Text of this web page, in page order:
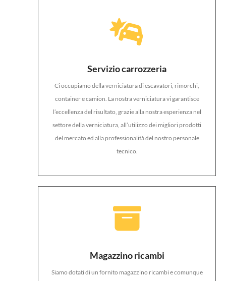
Servizio carrozzeria
Ci occupiamo della verniciatura di escavatori, rimorchi,
container e camion. La nostra verniciatura vi garantisce
l’eccellenza del risultato, grazie alla nostra esperienza nel
settore della verniciatura, all’utilizzo dei migliori prodotti
del mercato ed alla professionalità del nostro personale
tecnico.
Magazzino ricambi
Siamo dotati di un fornito magazzino ricambi e comunque